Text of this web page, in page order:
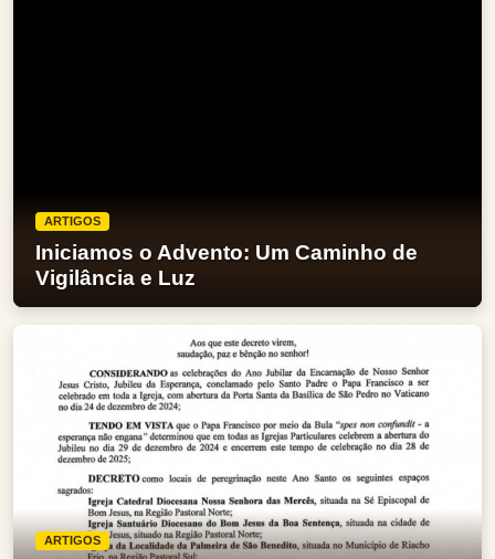
ARTIGOS
Iniciamos o Advento: Um Caminho de
Vigilância e Luz
ARTIGOS